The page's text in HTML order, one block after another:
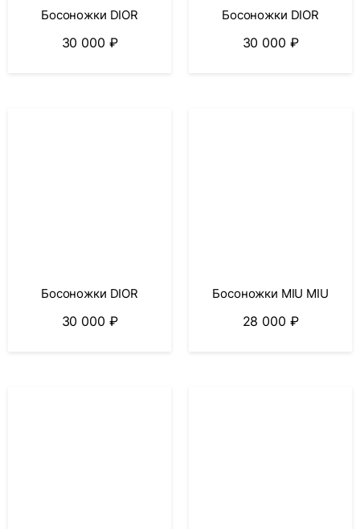
Босоножки DIOR
30 000 ₽
Босоножки DIOR
30 000 ₽
Босоножки DIOR
30 000 ₽
Босоножки MIU MIU
28 000 ₽